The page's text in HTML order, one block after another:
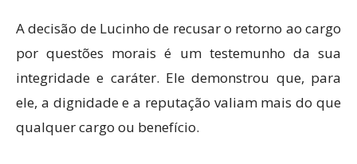
A decisão de Lucinho de recusar o retorno ao cargo
por questões morais é um testemunho da sua
integridade e caráter. Ele demonstrou que, para
ele, a dignidade e a reputação valiam mais do que
qualquer cargo ou benefício.